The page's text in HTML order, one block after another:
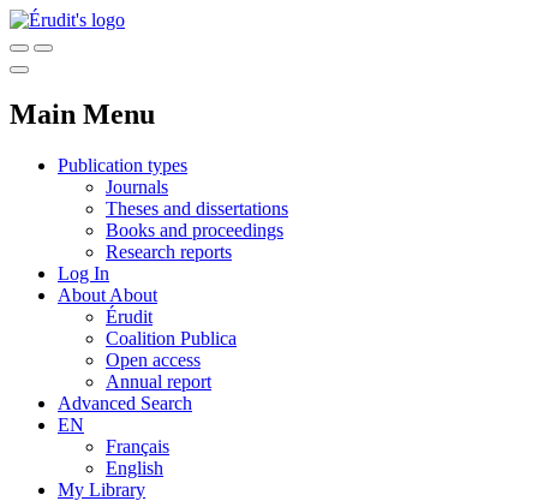
Main Menu
Publication types
Journals
Theses and dissertations
Books and proceedings
Research reports
Log In
About About
Érudit
Coalition Publica
Open access
Annual report
Advanced Search
EN
Français
English
My Library